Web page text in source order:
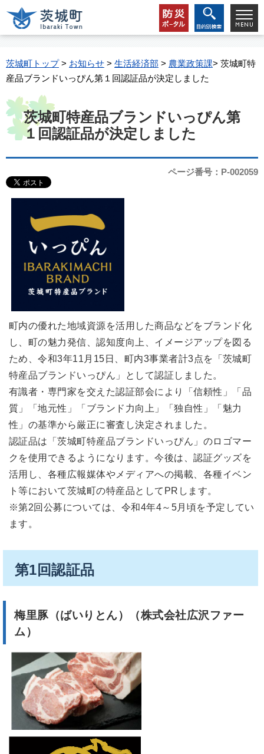
茨城町トップ> お知らせ > 生活経済部 > 農業政策課> 茨城町特
産品ブランドいっぴん第１回認証品が決定しました
茨城町特産品ブランドいっぴん第
１回認証品が決定しました
ページ番号：P-002059
町内の優れた地域資源を活用した商品などをブランド化
し、町の魅力発信、認知度向上、イメージアップを図る
ため、令和3年11月15日、町内3事業者計3点を「茨城町
特産品ブランドいっぴん」として認証しました。
有識者・専門家を交えた認証部会により「信頼性」「品
質」「地元性」「ブランド力向上」「独自性」「魅力
性」の基準から厳正に審査し決定されました。
認証品は「茨城町特産品ブランドいっぴん」のロゴマー
クを使用できるようになります。今後は、認証グッズを
活用し、各種広報媒体やメディアへの掲載、各種イベン
ト等において茨城町の特産品としてPRします。
※第2回公募については、令和4年4～5月頃を予定してい
ます。
第1回認証品
梅里豚（ばいりとん）（株式会社広沢 ファー
ム）